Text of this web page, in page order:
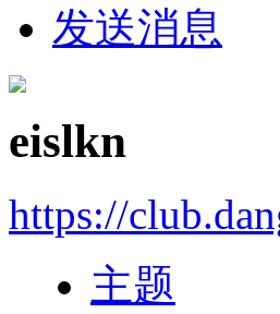
发送消息
eislkn
https://
主题